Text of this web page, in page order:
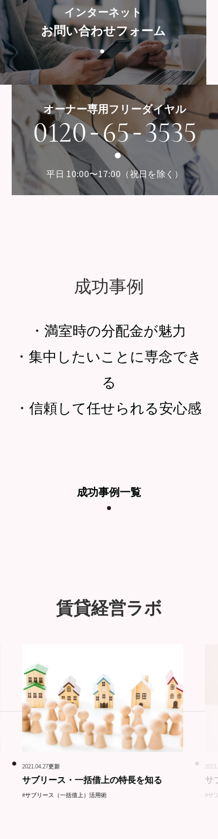
インターネット
お問い合わせフォーム
オーナー専用フリーダイヤル
0120-65-3535
平日 10:00〜17:00（祝日を除く）
成功事例
・ 満室時の分配金が魅力
・ 集中したいことに専念でき
る
・ 信頼して任せられる安心感
成功事例一覧
賃貸経営ラボ
2021.04.27更新
サブリース・一括借上の特長を知る
#サブリース（一括借上）活用術
サ
#サ